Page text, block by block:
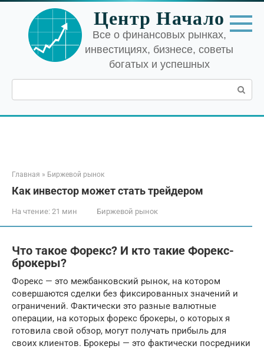
Перейти
контенту
Центр Начало
Все о финансовых рынках,
инвестициях, бизнесе, советы
богатых и успешных
Поиск:
Главная » Биржевой рынок
Как инвестор может стать трейдером
На чтение: 21 мин Биржевой рынок
Что такое Форекс? И кто такие Форекс-
брокеры?
Форекс — это межбанковский рынок, на котором
совершаются сделки без фиксированных значений и
ограничений. Фактически это разные валютные
операции, на которых форекс брокеры, о которых я
готовила свой обзор, могут получать прибыль для
своих клиентов. Брокеры — это фактически посредники